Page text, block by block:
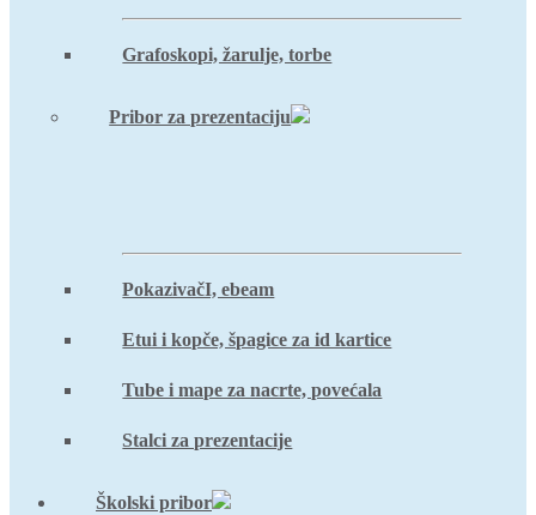
Grafoskopi, žarulje, torbe
Pribor za prezentaciju
PokazivačI, ebeam
Etui i kopče, špagice za id kartice
Tube i mape za nacrte, povećala
Stalci za prezentacije
Školski pribor